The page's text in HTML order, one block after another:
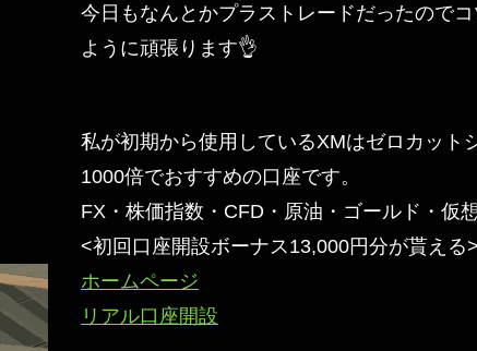
今日もなんとかプラストレードだったので
ように頑張ります👌
私が初期から使用しているXMはゼロカット
1000倍でおすすめの口座です。
FX・株価指数・CFD・原油・ゴールド・仮
<初回口座開設ボーナス13,000円分が貰える>
ホームページ
リアル口座開設